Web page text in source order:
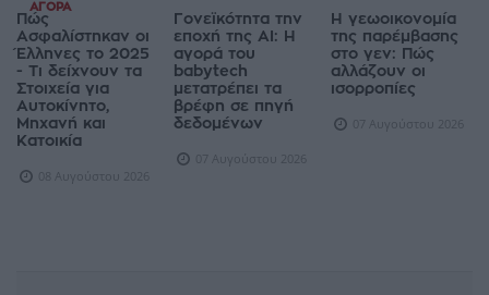
ΑΓΟΡΆ
Πώς
Ασφαλίστηκαν οι
Έλληνες το 2025
- Τι δείχνουν τα
Στοιχεία για
Αυτοκίνητο,
Μηχανή και
Κατοικία
08 Αυγούστου 2026
Γονεϊκότητα την
εποχή της AI: Η
αγορά του
babytech
μετατρέπει τα
βρέφη σε πηγή
δεδομένων
07 Αυγούστου 2026
Η γεωοικονομία
της παρέμβασης
στο γεν: Πώς
αλλάζουν οι
ισορροπίες
07 Αυγούστου 2026